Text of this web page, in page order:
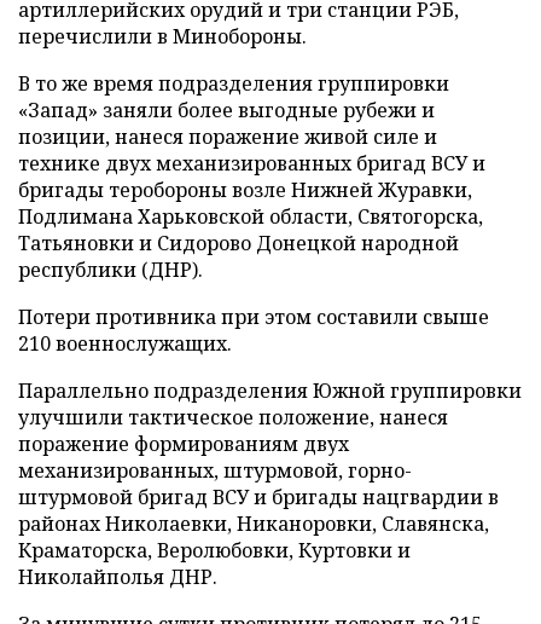
артиллерийских орудий и три станции РЭБ,
перечислили в Минобороны.
В то же время подразделения группировки
«Запад» заняли более выгодные рубежи и
позиции, нанеся поражение живой силе и
технике двух механизированных бригад ВСУ и
бригады теробороны возле Нижней Журавки,
Подлимана Харьковской области, Святогорска,
Татьяновки и Сидорово Донецкой народной
республики (ДНР).
Потери противника при этом составили свыше
210 военнослужащих.
Параллельно подразделения Южной группировки
улучшили тактическое положение, нанеся
поражение формированиям двух
механизированных, штурмовой, горно-
штурмовой бригад ВСУ и бригады нацгвардии в
районах Николаевки, Никаноровки, Славянска,
Краматорска, Веролюбовки, Куртовки и
Николайполья ДНР.